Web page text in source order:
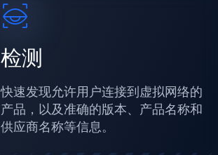
检测
快速发现允许用户连接到虚拟网络的
产品，以及准确的版本、产品名称和
供应商名称等信息。